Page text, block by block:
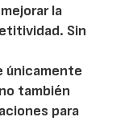
la
Sin
únicamente
también
para